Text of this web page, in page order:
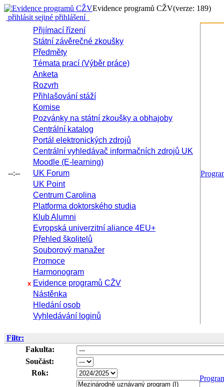
Evidence programů CŽV(verze: 189)
přihlásit sejiné přihlášení
--:--
Přijímací řízení
Státní závěrečné zkoušky
Předměty
Témata prací (Výběr práce)
Anketa
Rozvrh
Přihlašování stáží
Komise
Pozvánky na státní zkoušky a obhajoby
Centrální katalog
Portál elektronických zdrojů
Centrální vyhledávač informačních zdrojů UK
Moodle (E-learning)
UK Forum
UK Point
Centrum Carolina
Platforma doktorského studia
Klub Alumni
Evropská univerzitní aliance 4EU+
Přehled školitelů
Souborový manažer
Promoce
Harmonogram
x Evidence programů CŽV
Nástěnka
Hledání osob
Vyhledávání loginů
Filtr:
Fakulta:
Součást:
Rok: